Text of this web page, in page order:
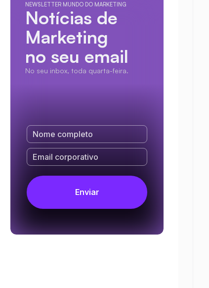
NEWSLETTER MUNDO DO MARKETING
Notícias de
Marketing
no seu email
No seu inbox, toda quarta-feira.